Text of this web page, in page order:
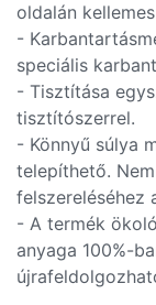
oldalán
-
speciális
- Tisztítása
tisztítószerrel.
- Könnyű súlya
telepíthető.
felszereléséhez
- A termék
anyaga 100%-